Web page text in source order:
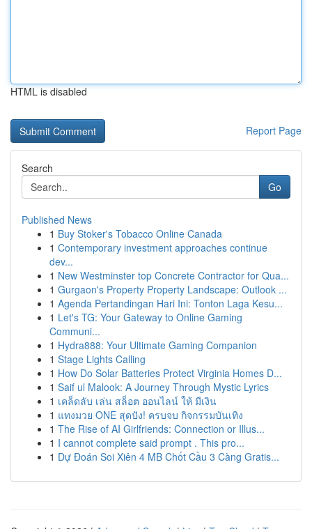
HTML is disabled
Report Page
Search
Go
Published News
1 Buy Stoker's Tobacco Online Canada
1 Contemporary investment approaches continue
dev...
1 New Westminster top Concrete Contractor for Qua...
1 Gurgaon's Property Property Landscape: Outlook ...
1 Agenda Pertandingan Hari Ini: Tonton Laga Kesu...
1 Let's TG: Your Gateway to Online Gaming
Communi...
1 Hydra888: Your Ultimate Gaming Companion
1 Stage Lights Calling
1 How Do Solar Batteries Protect Virginia Homes D...
1 Saif ul Malook: A Journey Through Mystic Lyrics
1 เคล็ดลับ เล่น สล็อต ออนไลน์ ให้ มีเงิน
1 แทงมวย ONE สุดปัง! ครบจบ กิจกรรมบันเทิง
1 The Rise of AI Girlfriends: Connection or Illus...
1 I cannot complete said prompt . This pro...
1 Dự Đoán Soi Xiên 4 MB Chốt Cầu 3 Càng Gratis...